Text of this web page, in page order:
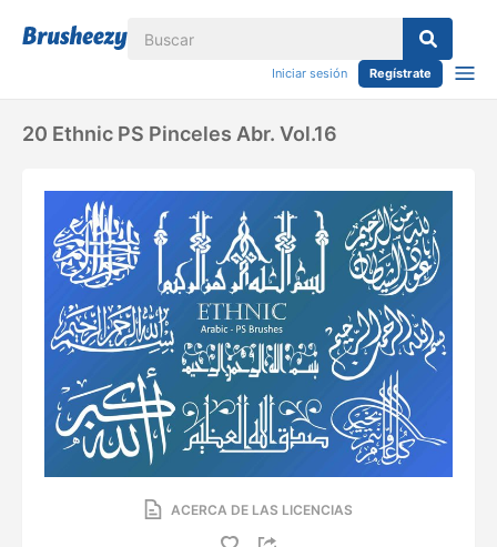
Iniciar sesión Regístrate
20 Ethnic PS Pinceles Abr. Vol.16
ACERCA DE LAS LICENCIAS